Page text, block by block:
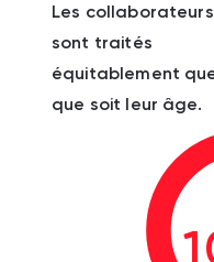
Les collaborateurs
sont traités
équitablement
que soit leur âge.